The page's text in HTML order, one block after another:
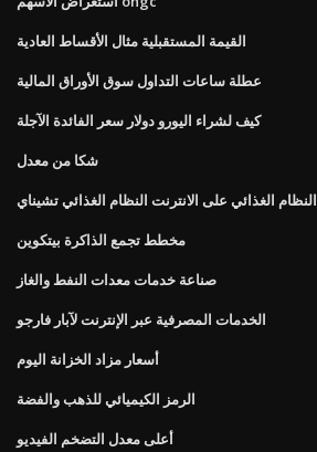
القيمة المستقبلية مثال الأقساط العادية
عطلة ساعات التداول سوق الأوراق المالية
كيف لشراء اليورو دولار سعر الفائدة الآجلة
شكا من معدل
النظام الغذائي على الانترنت النظام الغذائي تشيناي
مخطط تجمع الذاكرة بيتكوين
صناعة خدمات معدات النفط والغاز
الخدمات المصرفية عبر الإنترنت لآبار فارجو
أسعار مزاد الخزانة اليوم
الرمز الكيميائي للذهب والفضة
أعلى معدل التضخم الفيديو